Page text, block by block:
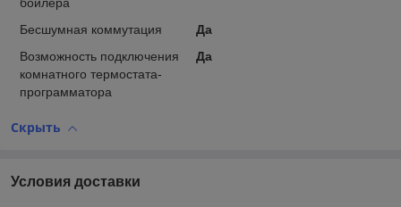
Бесшумная коммутация
Да
Возможность подключения
комнатного термостата-
программатора
Да
Скрыть
Условия доставки